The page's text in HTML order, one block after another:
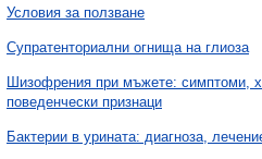
Условия за ползване
Супратенториални огнища на глиоза
Шизофрения при мъжете: симптоми,
поведенчески признаци
Бактерии в урината: диагноза,